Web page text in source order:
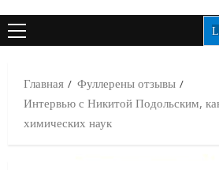
ОСНОВНОЕ
Главная
Фуллерены отзывы
Интервью с Никитой Подольским,
химических наук